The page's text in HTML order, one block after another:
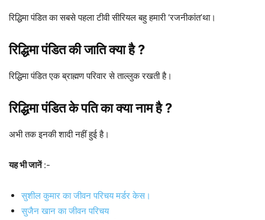
रिद्ध‍िमा पंडित का सबसे पहला टीवी सीरियल बहु हमारी ‘रजनीकांत’था।
रिद्ध‍िमा पंडित की जाति क्या है ?
रिद्ध‍िमा पंडित एक ब्राह्मण परिवार से ताल्लुक रखती है।
रिद्ध‍िमा पंडित के पति का क्या नाम है ?
अभी तक इनकी शादी नहीं हुई है।
यह भी जानें:-
सुशील कुमार का जीवन परिचय मर्डर केस।
सुजैन खान का जीवन परिचय